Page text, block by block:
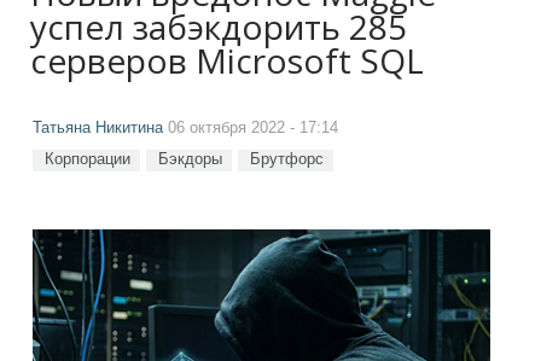
успел забэкдорить 285
серверов Microsoft SQL
Татьяна Никитина06 октября 2022 - 17:14
Корпорации Бэкдоры Брутфорс